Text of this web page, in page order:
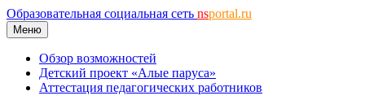
Образовательная социальная сеть nsportal.ru
Меню
Обзор возможностей
Детский проект «Алые паруса»
Аттестация педагогических работников